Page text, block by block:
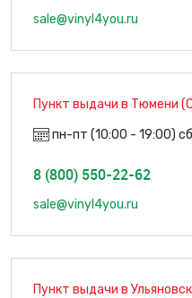
sale@vinyl4you.ru
Пункт выдачи в Тюмени
пн-пт (10:00 - 19:00)
8 (800) 550-22-62
sale@vinyl4you.ru
Пункт выдачи в